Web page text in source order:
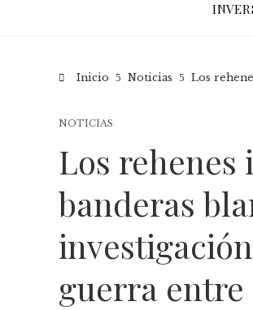
Inicio Noticias Los
NOTICIAS
Los rehenes
banderas
guerra entre